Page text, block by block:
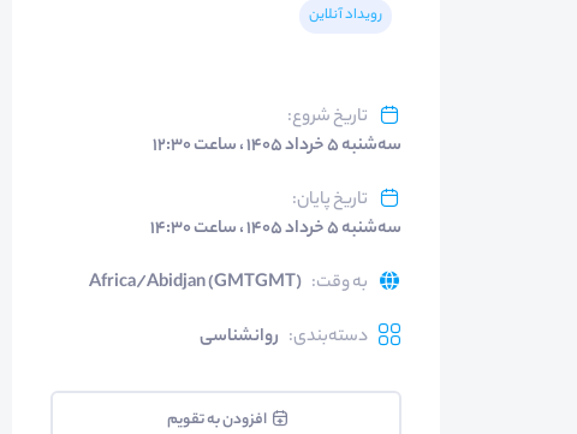
رویداد آنلاین
تاریخ شروع:
سه‌شنبه ۵ خرداد ۱۴۰۵ ، ساعت ۱۲:۳۰
تاریخ پایان:
سه‌شنبه ۵ خرداد ۱۴۰۵ ، ساعت ۱۴:۳۰
به وقت:
Africa/Abidjan (GMTGMT)
دسته‌بندی: روانشناسی
افزودن به تقویم